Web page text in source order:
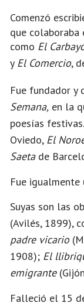
Comenzó
que colaboraba
como El
y El Comercio,
Fue fundador y
Semana, en la
poesías
Oviedo, El
Saetade
Fue
Suyas son las
(Avilés, 1899),
padre vicario
1908); El
emigrante
Falleció el 15